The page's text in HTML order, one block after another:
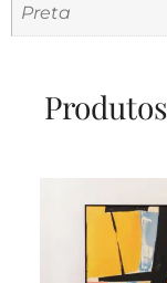
Preta